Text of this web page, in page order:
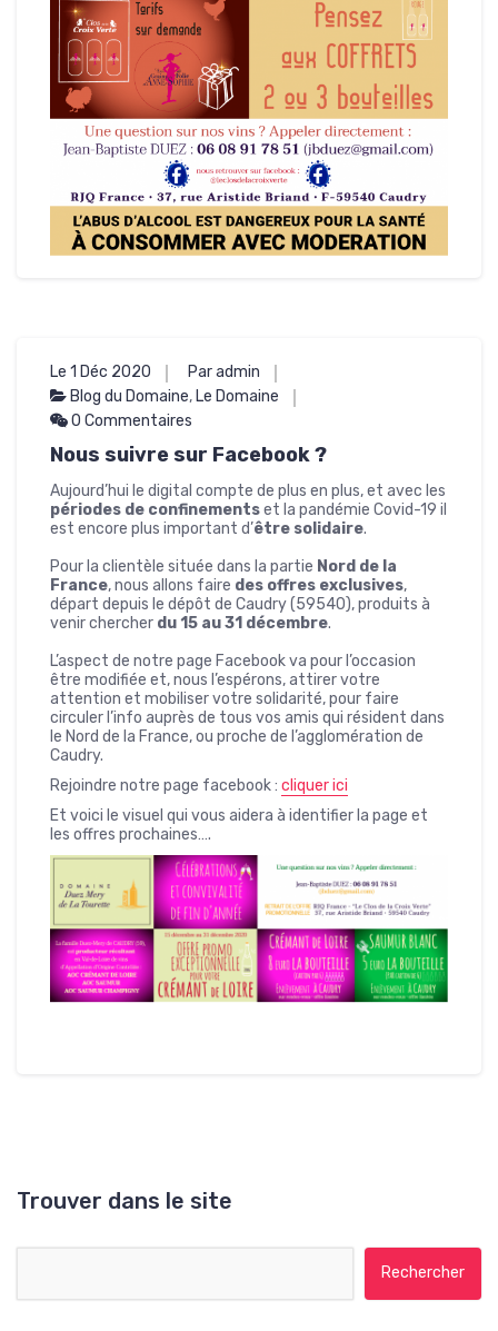
Le 1 Déc 2020
Par admin
Blog du Domaine, Le Domaine
0 Commentaires
Nous suivre sur Facebook ?
Aujourd’hui le digital compte de plus en plus, et avec les
périodes de confinementset la pandémie Covid-19 il
est encore plus important d’être solidaire.
Pour la clientèle située dans la partie Nord de la
France, nous allons faire des offres exclusives,
départ depuis le dépôt de Caudry (59540), produits à
venir chercher du 15 au 31 décembre.
L’aspect de notre page Facebook va pour l’occasion
être modifiée et, nous l’espérons, attirer votre
attention et mobiliser votre solidarité, pour faire
circuler l’info auprès de tous vos amis qui résident dans
le Nord de la France, ou proche de l’agglomération de
Caudry.
Rejoindre notre page facebook : cliquer ici
Et voici le visuel qui vous aidera à identifier la page et
les offres prochaines….
Trouver dans le site